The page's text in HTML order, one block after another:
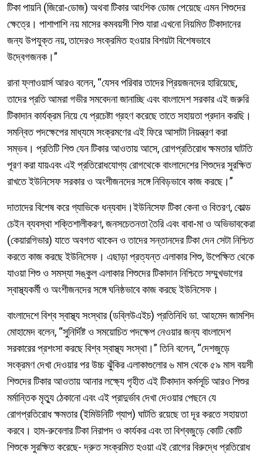
টিকা পায়নি (জিরো-ডোজ) অথবা টিকার আংশিক ডোজ পেয়েছে এমন শিশুদের
ক্ষেত্রে। পাশাপাশি নয় মাসের কমবয়সী শিশু যারা এখনো নিয়মিত টিকাদানের
জন্য উপযুক্ত নয়, তাদেরও সংক্রমিত হওয়ার বিশয়টা বিশেষভাবে
উদ্বেগজনক।”
রানা ফ্লাওয়ার্স আরও বলেন, “যেসব পরিবার তাদের প্রিয়জনদের হারিয়েছে,
তাদের প্রতি আমরা গভীর সমবেদনা জানাচ্ছি এবং বাংলাদেশ সরকার এই জরুরি
টিকাদান কার্যক্রম নিয়ে যে প্রচেষ্টা গ্রহণ করেছে তাতে সহায়তা প্রদান করছি।
সমন্বিত পদক্ষেপের মাধ্যমে সংক্রমণের এই ফিরে আসাটা নিয়ন্ত্রণ করা
সম্ভব। প্রতিটি শিশু যেন টিকার আওতায় আসে, রোগপ্রতিরোধ ক্ষমতার ঘাটতি
পূরণ করা যায়এবং এই প্রতিরোধযোগ্য রোগথেকে বাংলাদেশের শিশুদের সুরক্ষিত
রাখতে ইউনিসেফ সরকার ও অংশীজনদের সঙ্গে নিবিড়ভাবে কাজ করছে।”
দাতাদের বিশেষ করে গ্যাভিকে ধন্যবাদ।ইউনিসেফ টিকা কেনা ও বিতরণ, কোল্ড
চেইন ব্যবস্থা শক্তিশালীকরণ, জনসচেতনতা তৈরি এবং বাবা-মা ও অভিভাবকেরা
(কেয়ারগিভার) যাতে অবগত থাকেন ও তাদের সন্তানদের টিকা দেন সেটা নিশ্চিত
করতে কাজ করছে ইউনিসেফ। এছাড়া প্রত্যন্ত এলাকার শিশু, উপেক্ষিত থেকে
যাওয়া শিশু ও সমস্যা সঙ্কুল এলাকার শিশুদের টিকাদান নিশ্চিতে সম্মুখভাগের
স্বাস্থ্যকর্মী ও অংশীজনদের সঙ্গে ঘনিষ্ঠভাবে কাজ করছে ইউনিসেফ।
বাংলাদেশে বিশ্ব স্বাস্থ্য সংস্থার (ডব্লিউএইচ) প্রতিনিধি ডা. আহমেদ জামশিদ
মোহামেদ বলেন, “সুনির্দিষ্ট ও সময়োচিত পদক্ষেপ নেওয়ার জন্য বাংলাদেশ
সরকারের প্রশংসা করছে বিশ্ব স্বাস্থ্য সংস্থা।” তিনি বলেন, “দেশজুড়ে
সংক্রমণ দেখা দেওয়ার পর উচ্চ ঝুঁকির এলাকাগুলোর ৬ মাস থেকে ৫৯ মাস বয়সী
শিশুদের টিকার আওতায় আনার লক্ষ্যে গৃহীত এই টিকাদান কর্মসূচি আরও শিশুর
মর্মান্তিক মৃত্যু ঠেকানো এবং এই প্রাদুর্ভাব দেখা দেওয়ার পেছনে যে
রোগপ্রতিরোধ ক্ষমতার (ইমিউনিটি গ্যাপ) ঘাটতি রয়েছে তা দূর করতে সহায়তা
করবে। হাম-রুবেলার টিকা নিরাপদ ও কার্যকর এবং তা বিশ্বজুড়ে কোটি কোটি
শিশুকে সুরক্ষিত করেছে- দ্রুত সংক্রমিত হওয়া এই রোগের বিরুদ্ধে প্রতিরোধ